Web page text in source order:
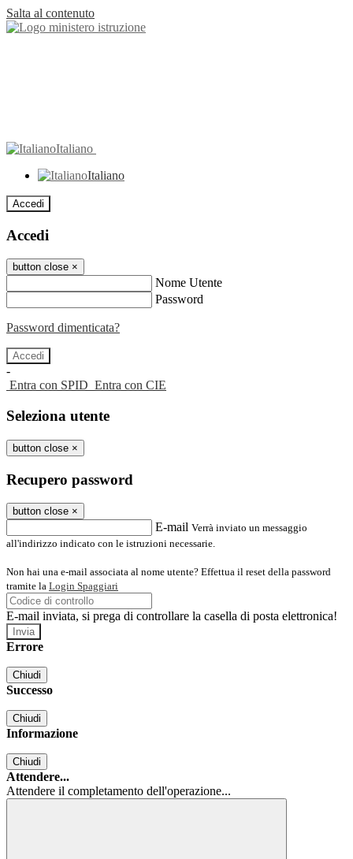
Salta al contenuto
Italiano
Italiano
Accedi
Accedi
button close ×
Nome Utente
Password
Password dimenticata?
-
Entra con SPID Entra con CIE
Seleziona utente
button close ×
Recupero password
button close ×
E-mail Verrà inviato un messaggio
all'indirizzo indicato con le istruzioni necessarie.
Non hai una e-mail associata al nome utente? Effettua il reset della password
tramite la Login Spaggiari
E-mail inviata, si prega di controllare la casella di posta elettronica!
Errore
Chiudi
Successo
Chiudi
Informazione
Chiudi
Attendere...
Attendere il completamento dell'operazione...